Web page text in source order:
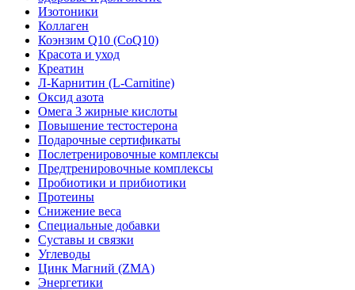
Изотоники
Коллаген
Коэнзим Q10 (CoQ10)
Красота и уход
Креатин
Л-Карнитин (L-Сarnitine)
Оксид азота
Омега 3 жирные кислоты
Повышение тестостерона
Подарочные сертификаты
Послетренировочные комплексы
Предтренировочные комплексы
Пробиотики и прибиотики
Протеины
Снижение веса
Специальные добавки
Суставы и связки
Углеводы
Цинк Магний (ZMA)
Энергетики